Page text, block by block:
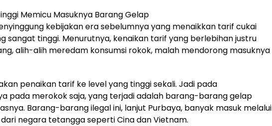
Memicu Masuknya Barang Gelap
kebijakan era sebelumnya yang menaikkan tarif cukai
sangat tinggi. Menurutnya, kenaikan tarif yang berlebihan justru
alih-alih meredam konsumsi rokok, malah mendorong masuknya
penaikan tarif ke level yang tinggi sekali. Jadi pada
pada merokok saja, yang terjadi adalah barang-barang gelap
Barang-barang ilegal ini, lanjut Purbaya, banyak masuk melalui
negara tetangga seperti Cina dan Vietnam.